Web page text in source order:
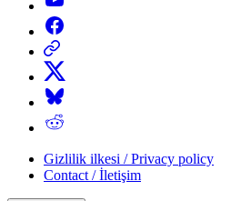
Facebook
Threads
X
Bluesky
Reddit
Gizlilik ilkesi / Privacy policy
Contact / İletişim